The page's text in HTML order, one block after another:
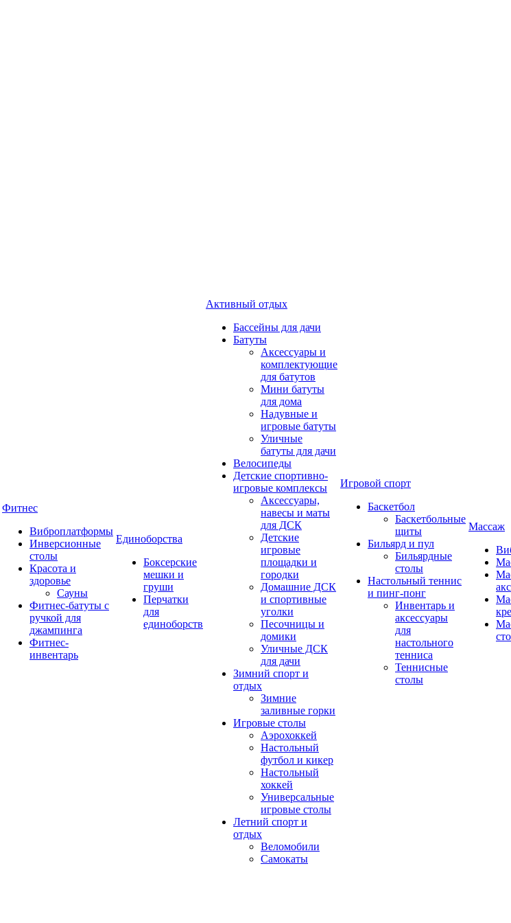
Фитнес
Виброплатформы
Инверсионные
столы
Красота и
здоровье
Сауны
Фитнес-батуты с
ручкой для
джампинга
Фитнес-
инвентарь
Единоборства
Боксерские
мешки и
груши
Перчатки
для
единоборств
Активный отдых
Бассейны для дачи
Батуты
Аксессуары и
комплектующие
для батутов
Мини батуты
для дома
Надувные и
игровые батуты
Уличные
батуты для дачи
Велосипеды
Детские спортивно-
игровые комплексы
Аксессуары,
навесы и маты
для ДСК
Детские
игровые
площадки и
городки
Домашние ДСК
и спортивные
уголки
Песочницы и
домики
Уличные ДСК
для дачи
Зимний спорт и
отдых
Зимние
заливные горки
Игровые столы
Аэрохоккей
Настольный
футбол и кикер
Настольный
хоккей
Универсальные
игровые столы
Летний спорт и
отдых
Веломобили
Самокаты
Игровой спорт
Баскетбол
Баскетбольные
щиты
Бильярд и пул
Бильярдные
столы
Настольный теннис
и пинг-понг
Инвентарь и
аксессуары
для
настольного
тенниса
Теннисные
столы
Массаж